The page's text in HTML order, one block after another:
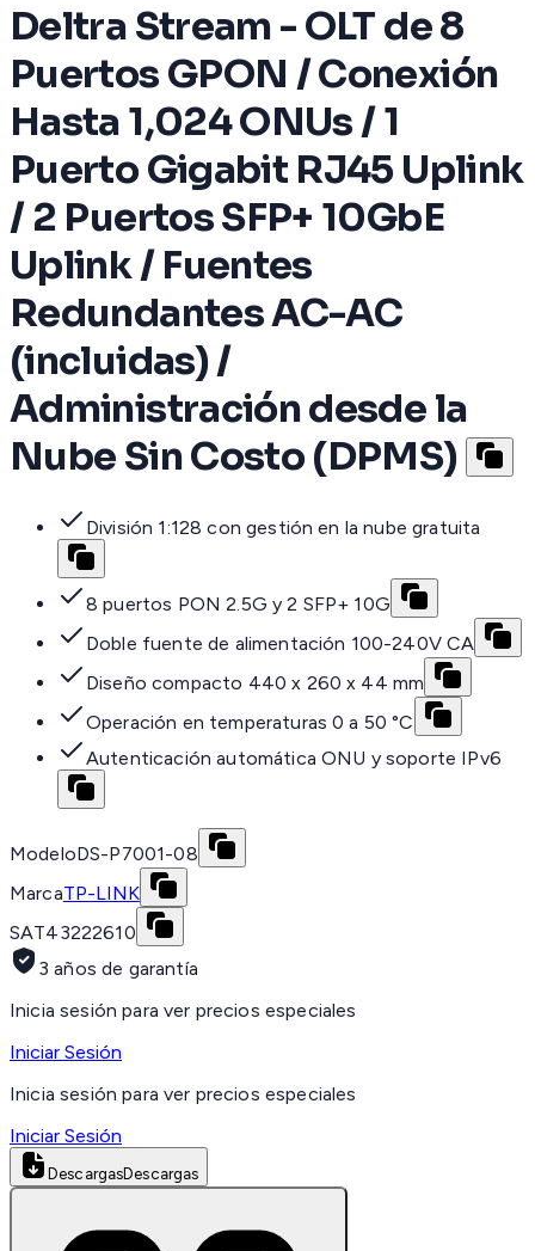
Deltra Stream - OLT de 8
Puertos GPON / Conexión
Hasta 1,024 ONUs / 1
Puerto Gigabit RJ45 Uplink
/ 2 Puertos SFP+ 10GbE
Uplink / Fuentes
Redundantes AC-AC
(incluidas) /
Administración desde la
Nube Sin Costo (DPMS)
División 1:128 con gestión en la nube gratuita
8 puertos PON 2.5G y 2 SFP+ 10G
Doble fuente de alimentación 100-240V CA
Diseño compacto 440 x 260 x 44 mm
Operación en temperaturas 0 a 50 °C
Autenticación automática ONU y soporte IPv6
ModeloDS-P7001-08
MarcaTP-LINK
SAT43222610
3 años de garantía
Inicia sesión para ver precios especiales
Iniciar Sesión
Inicia sesión para ver precios especiales
Iniciar Sesión
DescargasDescargas